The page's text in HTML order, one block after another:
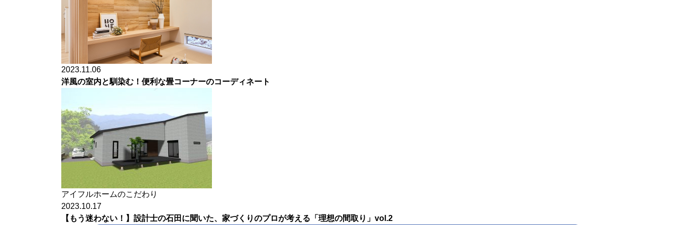
2023.11.06
洋風の室内と馴染む！便利な畳コーナーのコーディネート
アイフルホームのこだわり
2023.10.17
【もう迷わない！】設計士の石田に聞いた、家づくりのプロが考える「理想の間取り」vol.2